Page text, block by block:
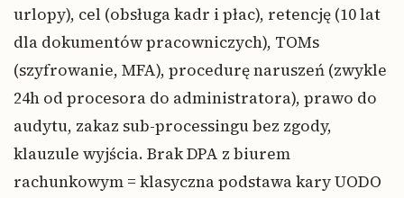
urlopy), cel (obsługa kadr i płac), retencję (10 lat
dla dokumentów pracowniczych), TOMs
(szyfrowanie, MFA), procedurę naruszeń (zwykle
24h od procesora do administratora), prawo do
audytu, zakaz sub-processingu bez zgody,
klauzule wyjścia. Brak DPA z biurem
rachunkowym = klasyczna podstawa kary UODO